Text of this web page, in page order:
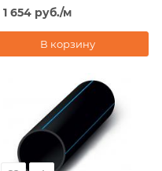
1 654 руб./м
В корзину